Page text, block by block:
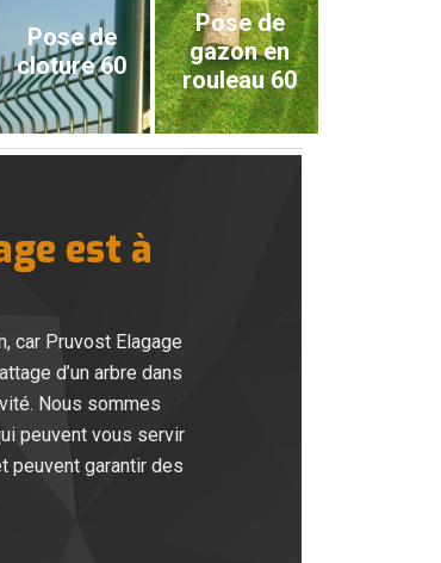
Pose de
cloture 60
Pose de
gazon en
rouleau 60
est à
car Pruvost Elagage
d’un arbre dans
Nous sommes
peuvent vous servir
peuvent garantir des